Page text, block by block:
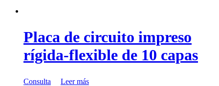
Placa de circuito impreso
rígida-flexible de 10 capas
Consulta Leer más